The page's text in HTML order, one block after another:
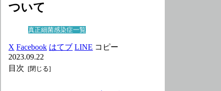
ついて
真正細菌感染症一覧
X Facebook はてブ LINE コピー
2023.09.22
目次